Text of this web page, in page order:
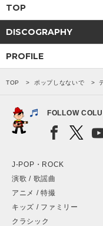
TOP
DISCOGRAPHY
PROFILE
TOP ポップしなないで
FOLLOW
J-POP・ROCK
演歌 / 歌謡曲
アニメ / 特撮
キッズ / ファミリー
クラシック